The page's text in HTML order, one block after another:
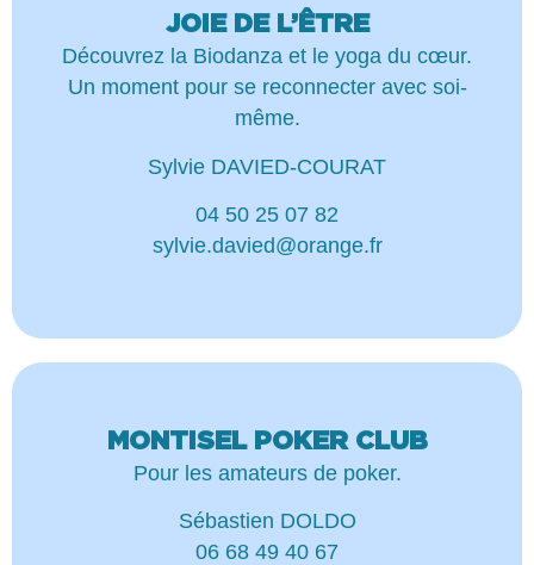
JOIE DE L’ÊTRE
Découvrez la Biodanza et le yoga du cœur.
Un moment pour se reconnecter avec soi-
même.
Sylvie DAVIED-COURAT
04 50 25 07 82
sylvie.davied@orange.fr
MONTISEL POKER CLUB
Pour les amateurs de poker.
Sébastien DOLDO
06 68 49 40 67